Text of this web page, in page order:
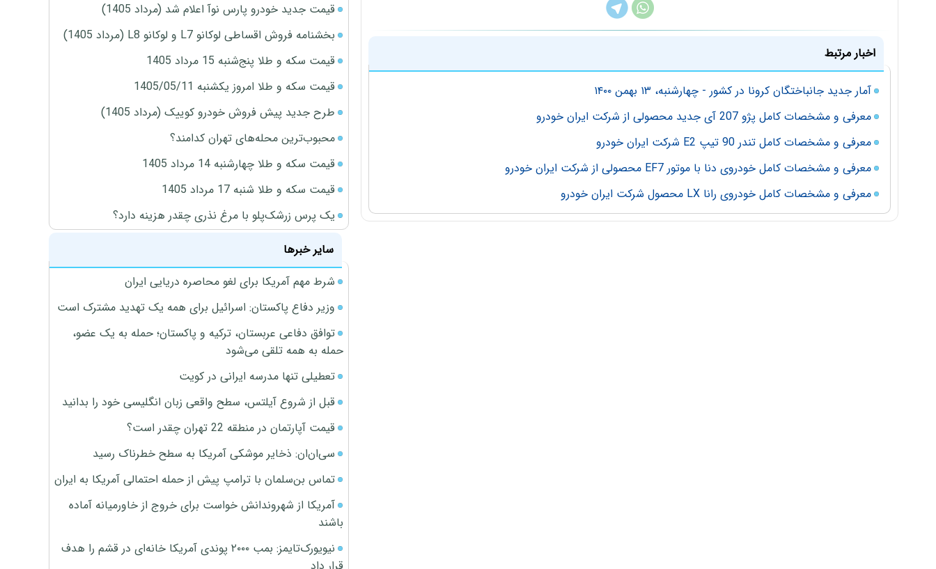
اخبار مرتبط
آمار جدید جانباختگان کرونا در کشور - چهارشنبه، ۱۳ بهمن ۱۴۰۰
معرفی و مشخصات کامل پژو 207 آی جدید محصولی از شرکت ایران خودرو
معرفی و مشخصات کامل تندر 90 تیپ E2 شرکت ایران خودرو
معرفی و مشخصات کامل خودروی دنا با موتور EF7 محصولی از شرکت ایران خودرو
معرفی و مشخصات کامل خودروی رانا LX محصول شرکت ایران خودرو
قیمت جدید خودرو پارس نوآ اعلام شد (مرداد 1405)
بخشنامه فروش اقساطی لوکانو L7 و لوکانو L8 (مرداد 1405)
قیمت سکه و طلا پنج‌شنبه 15 مرداد 1405
قیمت سکه و طلا امروز یکشنبه 1405/05/11
طرح جدید پیش فروش خودرو کوییک (مرداد 1405)
محبوب‌ترین محله‌های تهران کدامند؟
قیمت سکه و طلا چهارشنبه 14 مرداد 1405
قیمت سکه و طلا شنبه 17 مرداد 1405
یک پرس زرشک‌پلو با مرغ نذری چقدر هزینه دارد؟
سایر خبرها
شرط مهم آمریکا برای لغو محاصره دریایی ایران
وزیر دفاع پاکستان: اسرائیل برای همه یک تهدید مشترک است
توافق دفاعی عربستان، ترکیه و پاکستان؛ حمله به یک عضو،
حمله به همه تلقی می‌شود
تعطیلی تنها مدرسه ایرانی در کویت
قبل از شروع آیلتس، سطح واقعی زبان انگلیسی خود را بدانید
قیمت آپارتمان در منطقه 22 تهران چقدر است؟
سی‌ان‌ان: ذخایر موشکی آمریکا به سطح خطرناک رسید
تماس بن‌سلمان با ترامپ پیش از حمله احتمالی آمریکا به ایران
آمریکا از شهروندانش خواست برای خروج از خاورمیانه آماده
باشند
نیویورک‌تایمز: بمب ۲۰۰۰ پوندی آمریکا خانه‌ای در قشم را هدف